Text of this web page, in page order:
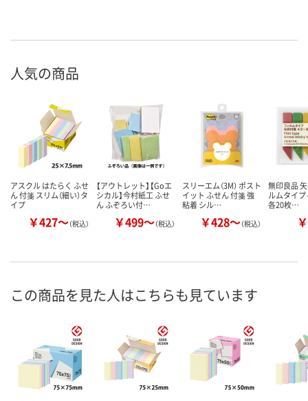
人気の商品
アスクル はたらく ふせ
ん 付箋 スリム（細い）タ
イプ
￥427～（税込）
【アウトレット】【Goエ
シカル】今村紙工 ふせ
ん ふぞろい付…
￥499～（税込）
スリーエム（3M） ポスト
イット ふせん 付箋 強
粘着 シル…
￥428～（税込）
無印良品
ルムタイプ
各20枚…
この商品を見た人はこちらも見ています